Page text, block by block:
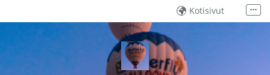
Kotisivut
Lähetä viesti